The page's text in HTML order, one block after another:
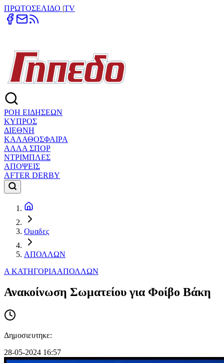
ΠΡΩΤΟΣΕΛΙΔΟ |TV
ΡΟΗ ΕΙΔΗΣΕΩΝ
ΚΥΠΡΟΣ
ΔΙΕΘΝΗ
ΚΑΛΑΘΟΣΦΑΙΡΑ
ΑΛΛΑ ΣΠΟΡ
ΝΤΡΙΜΠΛΕΣ
ΑΠΟΨΕΙΣ
AFTER DERBY
Ομαδες
ΑΠΟΛΛΩΝ
Α ΚΑΤΗΓΟΡΙΑΑΠΟΛΛΩΝ
Ανακοίνωση Σωματείου για Φοίβο Βάκη
Δημοσιευτηκε:
28-05-2024 16:57